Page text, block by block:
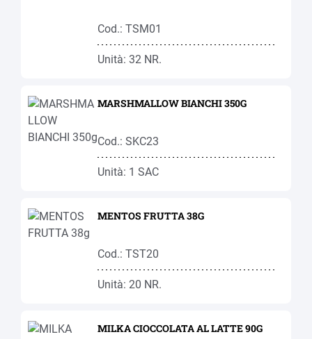
Cod.: TSM01
Unità: 32 NR.
MARSHMALLOW BIANCHI 350G
Cod.: SKC23
Unità: 1 SAC
MENTOS FRUTTA 38G
Cod.: TST20
Unità: 20 NR.
MILKA CIOCCOLATA AL LATTE 90G